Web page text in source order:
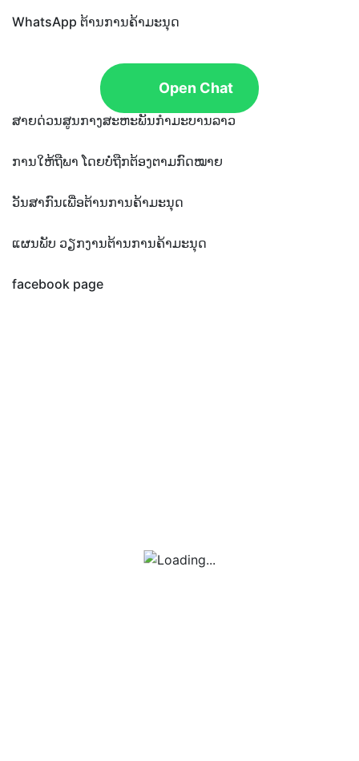
WhatsApp ຕ້ານການຄ້າມະນຸດ
Open Chat
ສາຍດ່ວນສູນກາງສະຫະພັນກຳມະບານລາວ
ການໃຫ້ຖືພາ ໂດຍບໍ່ຖືກຕ້ອງຕາມກົດໝາຍ
ວັນສາກົນເພື່ອຕ້ານການຄ້າມະນຸດ
ແຜນພັບ ວຽກງານຕ້ານການຄ້າມະນຸດ
facebook page